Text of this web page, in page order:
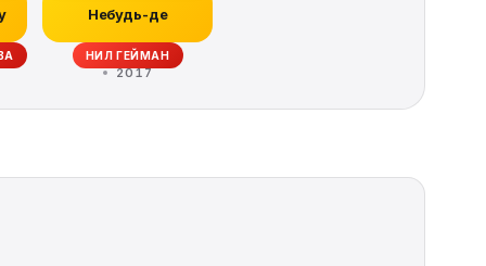
Небудь-де
НИЛ ГЕЙМАН
2017